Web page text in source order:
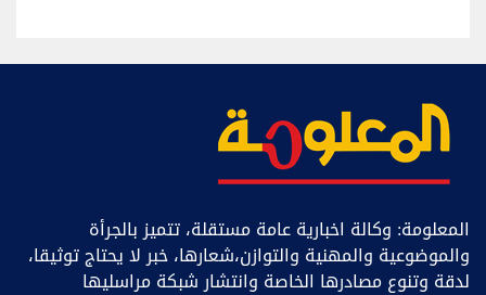
المعلومة: وكالة اخبارية عامة مستقلة، تتميز بالجرأة
والموضوعية والمهنية والتوازن،شعارها، خبر ﻻ يحتاج توثيقا،
لدقة وتنوع مصادرها الخاصة وانتشار شبكة مراسليها